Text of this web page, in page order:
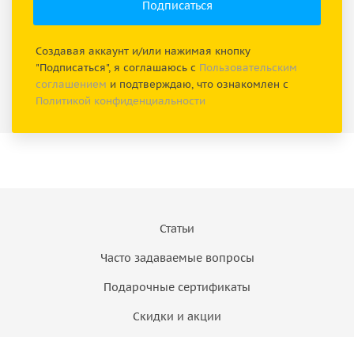
Создавая аккаунт и/или нажимая кнопку
"Подписаться", я соглашаюсь с Пользовательским
соглашением и подтверждаю, что ознакомлен с
Политикой конфиденциальности
Статьи
Часто задаваемые вопросы
Подарочные сертификаты
Скидки и акции